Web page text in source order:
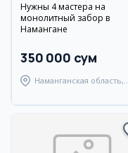
Нужны 4 мастера на
монолитный забор в
Намангане
350 000 сум
Наманганская область,